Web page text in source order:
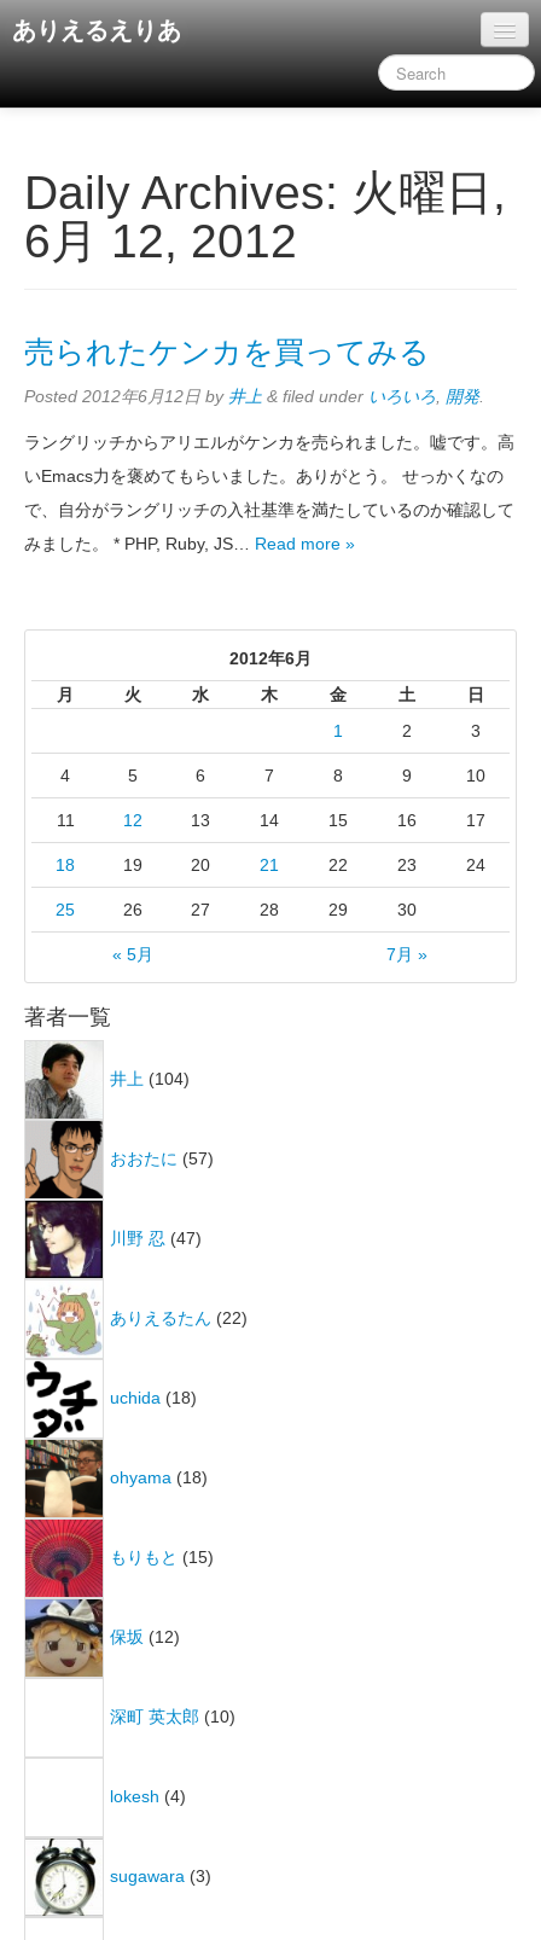
ありえるえりあ
旧コンテンツ
Daily Archives: 火曜日,
6月 12, 2012
売られたケンカを買ってみる
Posted 2012年6月12日 by 井上 & filed under いろいろ 開発.
ラングリッチからアリエルがケンカを売られました。嘘です。高
いEmacs力を褒めてもらいました。ありがとう。 せっかくなの
で、自分がラングリッチの入社基準を満たしているのか確認して
みました。 * PHP, Ruby, JS… Read more »
2012年6月
月
火 水 木 金 土 日
« 5月 7月 »
1 2 3
4 5 6 7 8 9 10
11 12 13 14 15 16 17
18 19 20 21 22 23 24
25 26 27 28 29 30
著者一覧
井上 (104)
おおたに (57)
川野 忍 (47)
ありえるたん (22)
uchida (18)
ohyama (18)
もりもと (15)
保坂 (12)
深町 英太郎 (10)
lokesh (4)
sugawara (3)